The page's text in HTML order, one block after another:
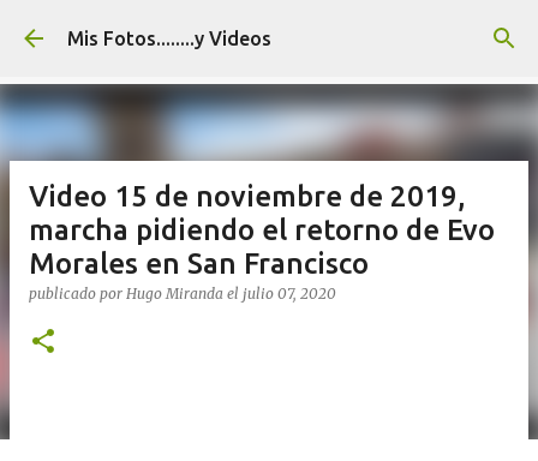
Ir al contenido principal
Mis Fotos........y Videos
Video 15 de noviembre de 2019,
marcha pidiendo el retorno de Evo
Morales en San Francisco
publicado por Hugo Miranda el julio 07, 2020